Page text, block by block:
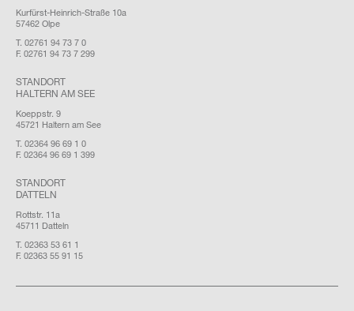
Kurfürst-Heinrich-Straße 10a
57462 Olpe
T. 02761 94 73 7 0
F. 02761 94 73 7 299
STANDORT
HALTERN AM SEE
Koeppstr. 9
45721 Haltern am See
T. 02364 96 69 1 0
F. 02364 96 69 1 399
STANDORT
DATTELN
Rottstr. 11a
45711 Datteln
T. 02363 53 61 1
F. 02363 55 91 15